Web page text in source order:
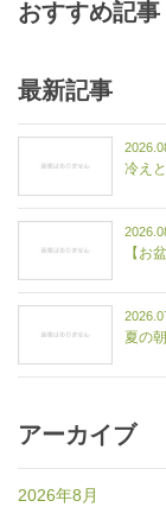
おすすめ記事
最新記事
冷え
【お
夏の
アーカイブ
2026年8月